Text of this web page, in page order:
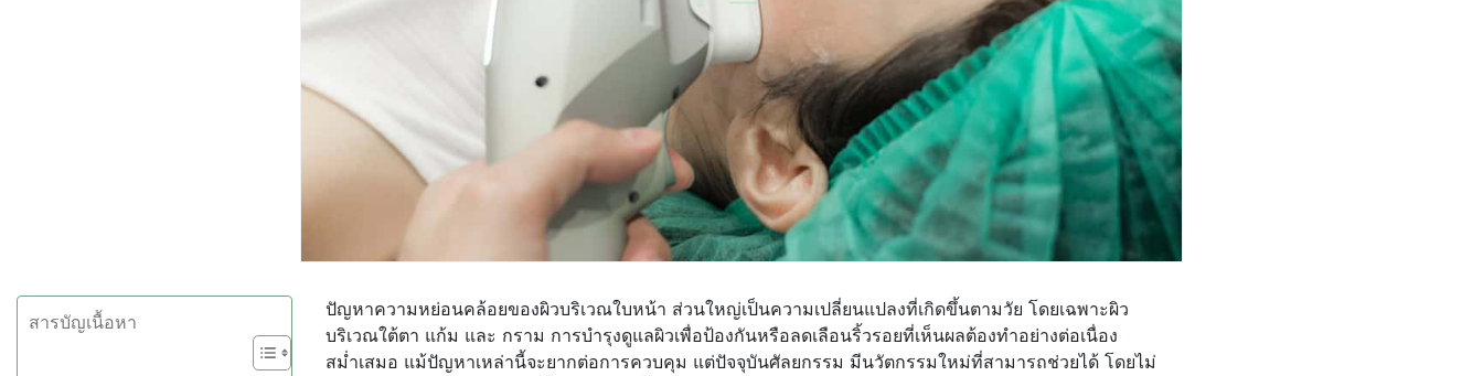
สารบัญเนื้อหา
ปัญหาความหย่อนคล้อยของผิวบริเวณใบหน้า ส่วนใหญ่เป็นความเปลี่ยนแปลงที่เกิดขึ้นตามวัย โดยเฉพาะผิว
บริเวณใต้ตา แก้ม และ กราม การบำรุงดูแลผิวเพื่อป้องกันหรือลดเลือนริ้วรอยที่เห็นผลต้องทำอย่างต่อเนื่อง
สม่ำเสมอ แม้ปัญหาเหล่านี้จะยากต่อการควบคุม แต่ปัจจุบันศัลยกรรม มีนวัตกรรมใหม่ที่สามารถช่วยได้ โดยไม่